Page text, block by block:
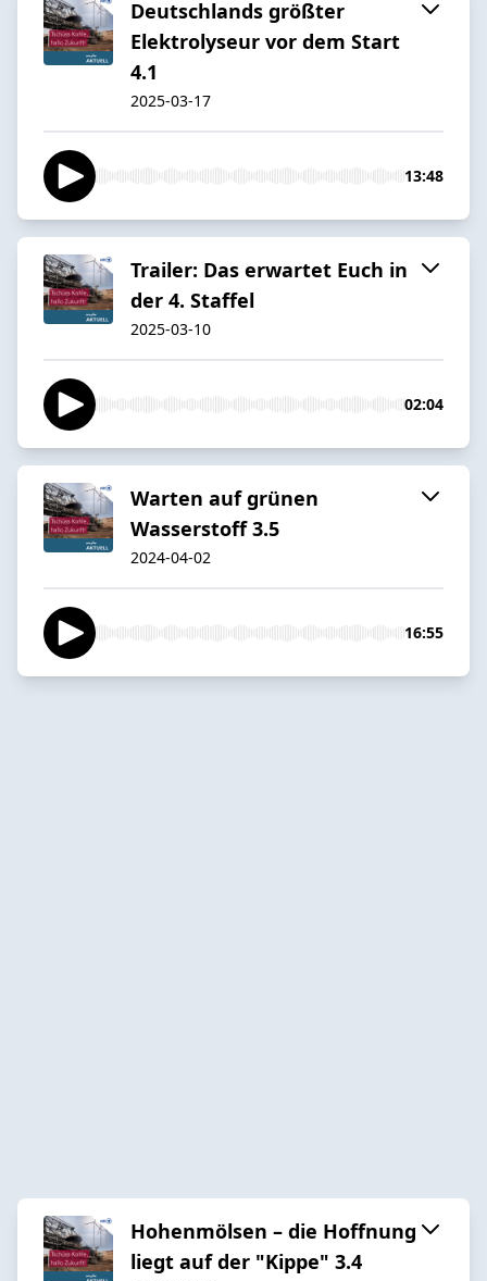
Deutschlands größter
Elektrolyseur vor dem Start
4.1
2025-03-17
13:48
Trailer: Das erwartet Euch in
der 4. Staffel
2025-03-10
02:04
Warten auf grünen
Wasserstoff 3.5
2024-04-02
16:55
Hohenmölsen – die Hoffnung
liegt auf der "Kippe" 3.4